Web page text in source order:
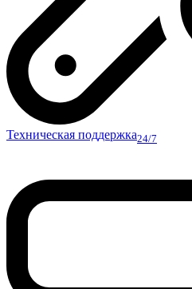
Техническая поддержка24/7